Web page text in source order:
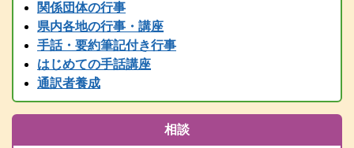
2025.07.12
情報センター主催行事等、随時更新中です！
2025.05.24
要約筆記者養成講座パソコンコース＜宍粟会場＞ 申込締切を６月
２日に延長しました
2025.04.03
2025年度要約筆記者養成講座（宍粟会場・猪名川会場）・養成講座
関係団体の行事
県内各地の行事・講座
手話・要約筆記付き行事
はじめての手話講座
通訳者養成
相談